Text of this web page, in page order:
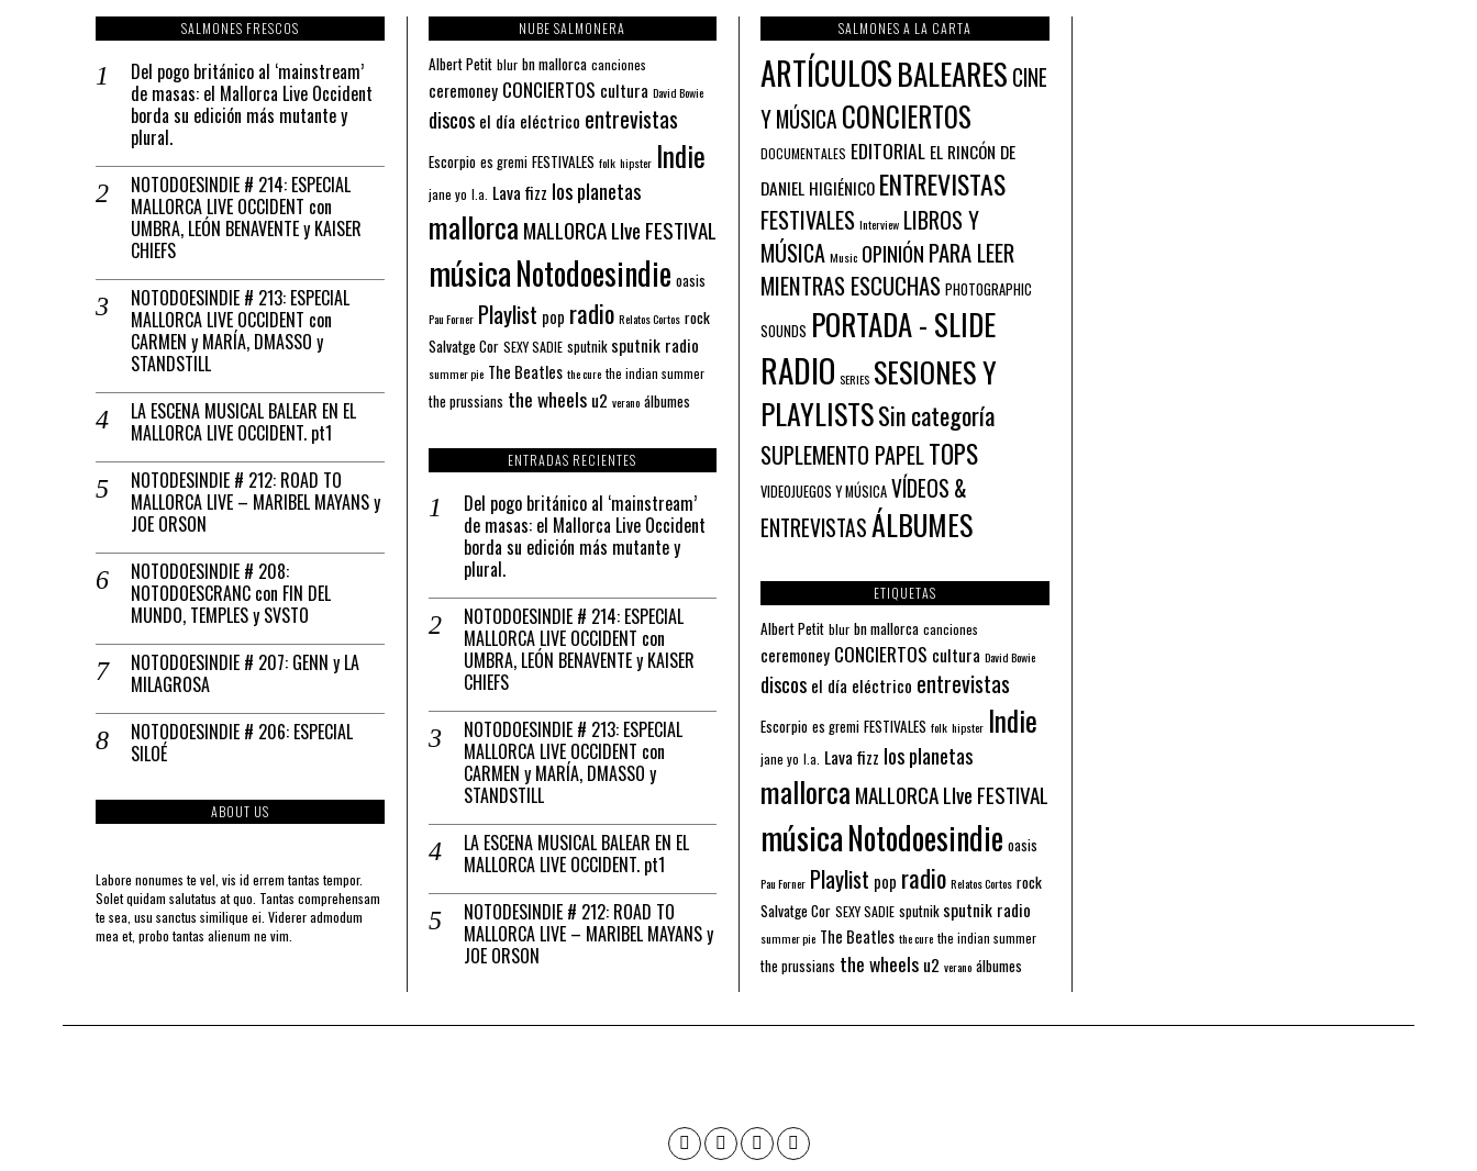
SALMONES FRESCOS
Del pogo británico al ‘mainstream’
de masas: el Mallorca Live Occident
borda su edición más mutante y
plural.
NOTODOESINDIE # 214: ESPECIAL
MALLORCA LIVE OCCIDENT con
UMBRA, LEÓN BENAVENTE y KAISER
CHIEFS
NOTODOESINDIE # 213: ESPECIAL
MALLORCA LIVE OCCIDENT con
CARMEN y MARÍA, DMASSO y
STANDSTILL
LA ESCENA MUSICAL BALEAR EN EL
MALLORCA LIVE OCCIDENT. pt1
NOTODESINDIE # 212: ROAD TO
MALLORCA LIVE – MARIBEL MAYANS y
JOE ORSON
NOTODOESINDIE # 208:
NOTODOESCRANC con FIN DEL
MUNDO, TEMPLES y SVSTO
NOTODOESINDIE # 207: GENN y LA
MILAGROSA
NOTODOESINDIE # 206: ESPECIAL
SILOÉ
ABOUT US
Labore nonumes te vel, vis id errem tantas tempor.
Solet quidam salutatus at quo. Tantas comprehensam
te sea, usu sanctus similique ei. Viderer admodum
mea et, probo tantas alienum ne vim.
NUBE SALMONERA
Albert Petit blur bn mallorca canciones
ceremoney CONCIERTOS cultura David Bowie
discos el día eléctrico entrevistas
Escorpio es gremi FESTIVALES folk hipster Indie
jane yo l.a. Lava fizz los planetas
mallorca MALLORCA LIve FESTIVAL
músicaNotodoesindie oasis
Pau Forner Playlist pop radio Relatos Cortos rock
Salvatge Cor SEXY SADIE sputnik sputnik radio
summer pie The Beatles the cure the indian summer
the prussians the wheels u2 verano álbumes
ENTRADAS RECIENTES
Del pogo británico al ‘mainstream’
de masas: el Mallorca Live Occident
borda su edición más mutante y
plural.
NOTODOESINDIE # 214: ESPECIAL
MALLORCA LIVE OCCIDENT con
UMBRA, LEÓN BENAVENTE y KAISER
CHIEFS
NOTODOESINDIE # 213: ESPECIAL
MALLORCA LIVE OCCIDENT con
CARMEN y MARÍA, DMASSO y
STANDSTILL
LA ESCENA MUSICAL BALEAR EN EL
MALLORCA LIVE OCCIDENT. pt1
NOTODESINDIE # 212: ROAD TO
MALLORCA LIVE – MARIBEL MAYANS y
JOE ORSON
SALMONES A LA CARTA
ARTÍCULOSBALEARES CINE
Y MÚSICA CONCIERTOS
DOCUMENTALES EDITORIAL EL RINCÓN DE
DANIEL HIGIÉNICO ENTREVISTAS
FESTIVALES Interview LIBROS Y
MÚSICA Music OPINIÓN PARA LEER
MIENTRAS ESCUCHAS PHOTOGRAPHIC
SOUNDS PORTADA - SLIDE
RADIO SERIES SESIONES Y
PLAYLISTSSin categoría
SUPLEMENTO PAPELTOPS
VIDEOJUEGOS Y MÚSICA VÍDEOS &
ENTREVISTASÁLBUMES
ETIQUETAS
Albert Petit blur bn mallorca canciones
ceremoney CONCIERTOS cultura David Bowie
discos el día eléctrico entrevistas
Escorpio es gremi FESTIVALES folk hipster Indie
jane yo l.a. Lava fizz los planetas
mallorca MALLORCA LIve FESTIVAL
músicaNotodoesindie oasis
Pau Forner Playlist pop radio Relatos Cortos rock
Salvatge Cor SEXY SADIE sputnik sputnik radio
summer pie The Beatles the cure the indian summer
the prussians the wheels u2 verano álbumes